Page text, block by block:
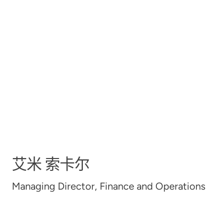
艾米 索卡尔
Managing Director, Finance and Operations